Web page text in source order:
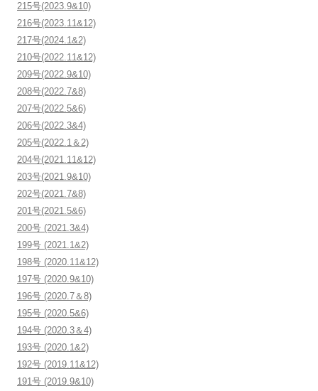
215号(2023.9&10)
216号(2023.11&12)
217号(2024.1&2)
210号(2022.11&12)
209号(2022.9&10)
208号(2022.7&8)
207号(2022.5&6)
206号(2022.3&4)
205号(2022.1＆2)
204号(2021.11&12)
203号(2021.9&10)
202号(2021.7&8)
201号(2021.5&6)
200号 (2021.3&4)
199号 (2021.1&2)
198号 (2020.11&12)
197号 (2020.9&10)
196号 (2020.7＆8)
195号 (2020.5&6)
194号 (2020.3＆4)
193号 (2020.1&2)
192号 (2019.11&12)
191号 (2019.9&10)